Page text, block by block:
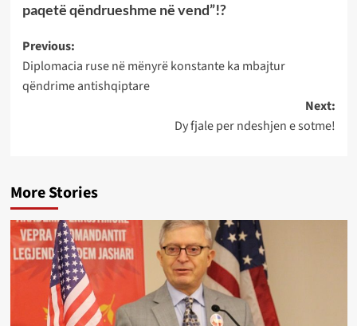
paqetë qëndrueshme në vend”!?
Post
navigation
Previous:
Diplomacia ruse në mënyrë konstante ka mbajtur
qëndrime antishqiptare
Next:
Dy fjale per ndeshjen e sotme!
More Stories